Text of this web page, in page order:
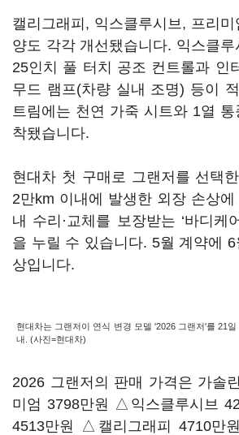
캘리그래피, 익스클루시브, 프리
양도 각각 개선됐습니다. 익스클
25인치 풀 터치 공조 컨트롤과 인
무드 램프(차량 실내 조명) 등이
트림에는 천연 가죽 시트와 1열
착됐습니다.
현대차 첫 구매로 그랜저를 선택
2만km 이내에 발생한 외장 손상
내 수리·교체를 보장받는 ‘바디케
을 누릴 수 있습니다. 5월 계약에
상입니다.
현대차는 그랜저이 연식 변경 모델 '2026 그랜저'를 21
내. (사진=현대차)
2026 그랜저의 판매 가격은 가솔
미엄 3798만원 △익스클루시브
4513만원 △캘리그래피 4710만